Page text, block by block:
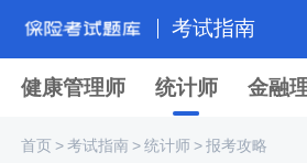
考试指南
健康管理师 统计师 金融
首页>考试指南>统计师>报考攻略